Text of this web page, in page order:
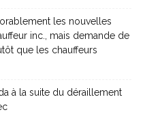
les nouvelles
inc., mais demande de
que les chauffeurs
à la suite du déraillement